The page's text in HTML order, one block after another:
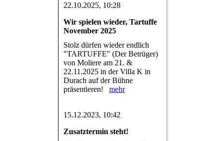
22.10.2025, 10:28
Wir spielen wieder, Tartuffe
November 2025
Stolz dürfen wieder endlich
"TARTUFFE" (Der Betrüger)
von Moliere am 21. &
22.11.2025 in der Villa K in
Durach auf der Bühne
präsentieren! mehr
15.12.2023, 10:42
Zusatztermin steht!